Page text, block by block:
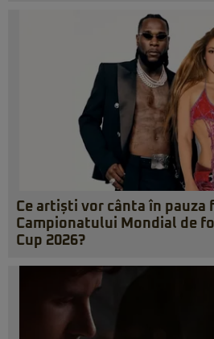
Ce artiști vor cânta în pauza
Campionatului Mondial de
Cup 2026?